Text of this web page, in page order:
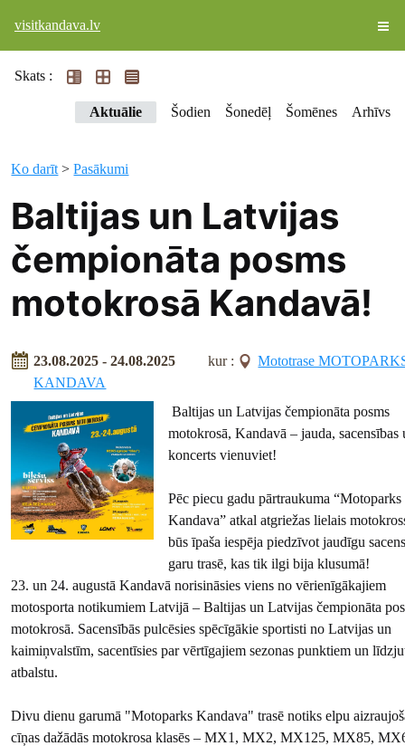
visitkandava.lv
Skats :
Aktuālie Šodien Šonedēļ Šomēnes Arhīvs
Ko darīt >Pasākumi
Baltijas un Latvijas
čempionāta posms
motokrosā Kandavā!
23.08.2025 - 24.08.2025 kur :
Mototrase
KANDAVA
Baltijas un Latvijas čempionāta posms
motokrosā, Kandavā – jauda, sacensības
koncerts vienuviet!
Pēc piecu gadu pārtraukuma “Motoparks
Kandava” atkal atgriežas lielais
būs īpaša iespēja piedzīvot jaudīgu
garu trasē, kas tik ilgi bija klusumā!
23. un 24. augustā Kandavā norisināsies viens no vērienīgākajiem
motosporta notikumiem Latvijā – Baltijas un Latvijas čempionāta
motokrosā. Sacensībās pulcēsies spēcīgākie sportisti no Latvijas un
kaimiņvalstīm, sacentīsies par vērtīgajiem sezonas punktiem un
atbalstu.
Divu dienu garumā "Motoparks Kandava" trasē notiks elpu
cīņas dažādās motokrosa klasēs – MX1, MX2, MX125, MX85,